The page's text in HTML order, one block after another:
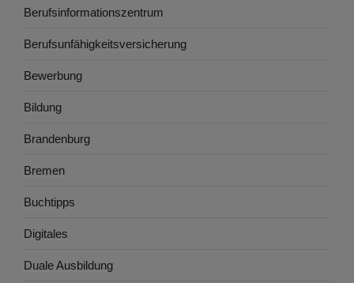
Berufsinformationszentrum
Berufsunfähigkeitsversicherung
Bewerbung
Bildung
Brandenburg
Bremen
Buchtipps
Digitales
Duale Ausbildung